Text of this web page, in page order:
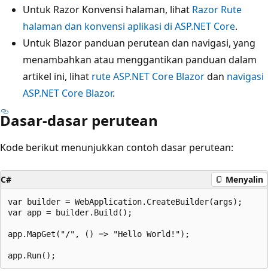
Untuk Razor Konvensi halaman, lihat Razor Rute
halaman dan konvensi aplikasi di ASP.NET Core.
Untuk Blazor panduan perutean dan navigasi, yang
menambahkan atau menggantikan panduan dalam
artikel ini, lihat rute ASP.NET Core Blazordan navigasi
ASP.NET Core Blazor.
Dasar-dasar perutean
Kode berikut menunjukkan contoh dasar perutean:
C# Menyalin
var builder = WebApplication.CreateBuilder(args);
var app = builder.Build();
app.MapGet("/", () => "Hello World!");